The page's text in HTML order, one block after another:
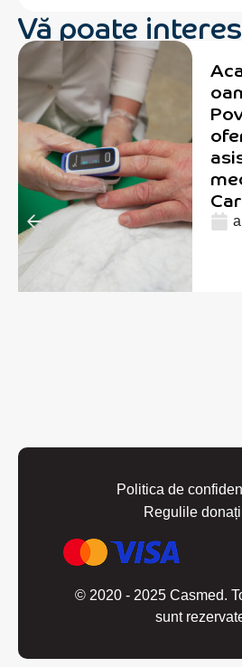
Vă poate
© 2020 - 2025 Casmed.
sunt
Politica de
Regulile